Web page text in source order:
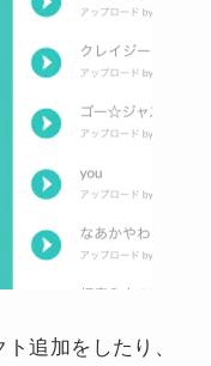
追加をしたり、